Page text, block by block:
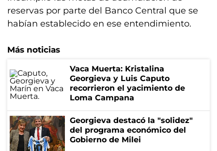
reservas por parte del Banco Central que se
habían establecido en ese entendimiento.
Más noticias
Vaca Muerta: Kristalina
Georgieva y Luis Caputo
recorrieron el yacimiento de
Loma Campana
Georgieva destacó la "solidez"
del programa económico del
Gobierno de Milei